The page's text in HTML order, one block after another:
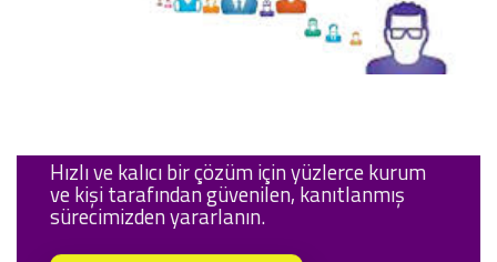
Hızlı ve kalıcı bir çözüm için yüzlerce kurum
ve kişi tarafından güvenilen, kanıtlanmış
sürecimizden yararlanın.